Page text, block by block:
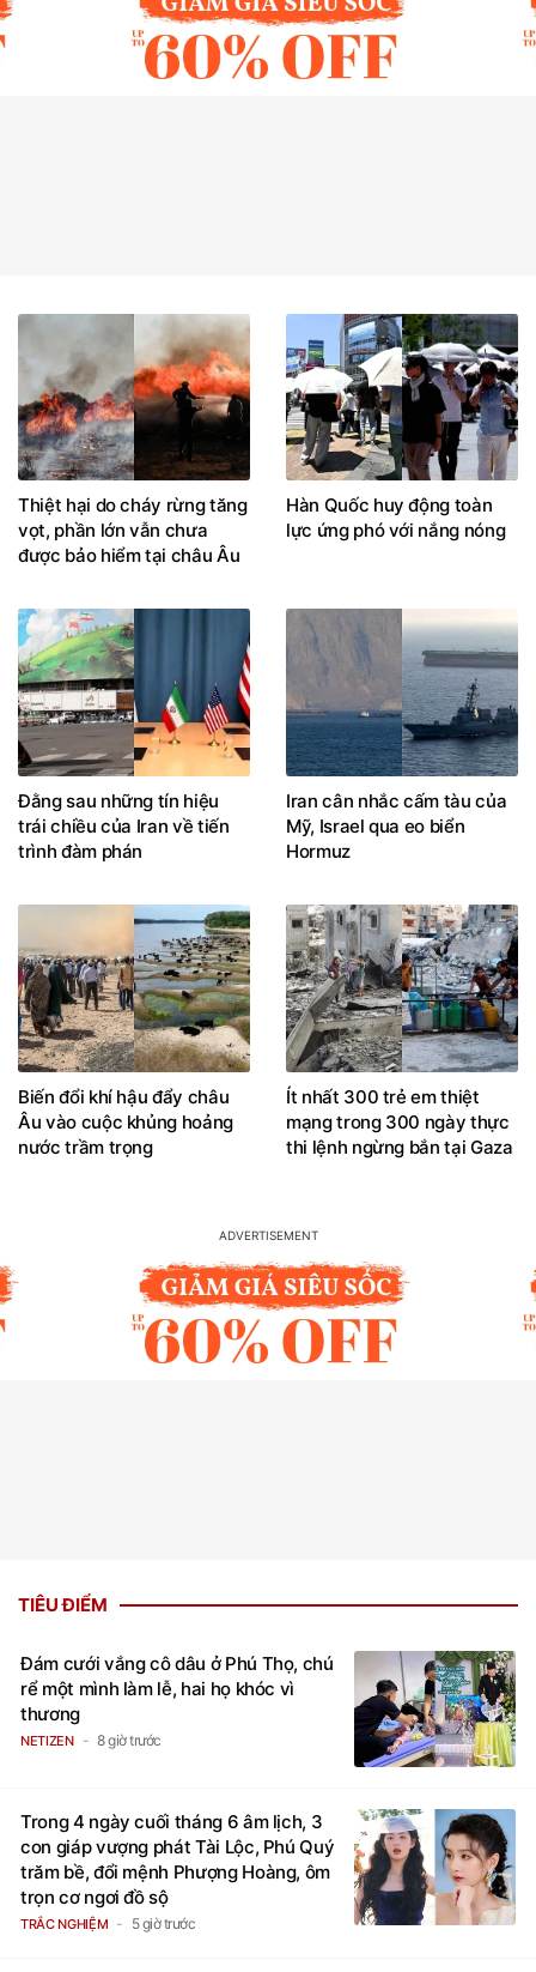
Thiệt hại do cháy rừng tăng
vọt, phần lớn vẫn chưa
được bảo hiểm tại châu Âu
Hàn Quốc huy động toàn
lực ứng phó với nắng nóng
Đằng sau những tín hiệu
trái chiều của Iran về tiến
trình đàm phán
Iran cân nhắc cấm tàu của
Mỹ, Israel qua eo biển
Hormuz
Biến đổi khí hậu đẩy châu
Âu vào cuộc khủng hoảng
nước trầm trọng
Ít nhất 300 trẻ em thiệt
mạng trong 300 ngày thực
thi lệnh ngừng bắn tại Gaza
TIÊU ĐIỂM
Đám cưới vắng cô dâu ở Phú Thọ, chú
rể một mình làm lễ, hai họ khóc vì
thương
NETIZEN 8 giờ trước
Trong 4 ngày cuối tháng 6 âm lịch, 3
con giáp vượng phát Tài Lộc, Phú Quý
trăm bề, đổi mệnh Phượng Hoàng, ôm
trọn cơ ngơi đồ sộ
TRẮC NGHIỆM 5 giờ trước